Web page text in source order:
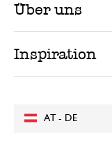
AT - DE
Über uns
Inspiration